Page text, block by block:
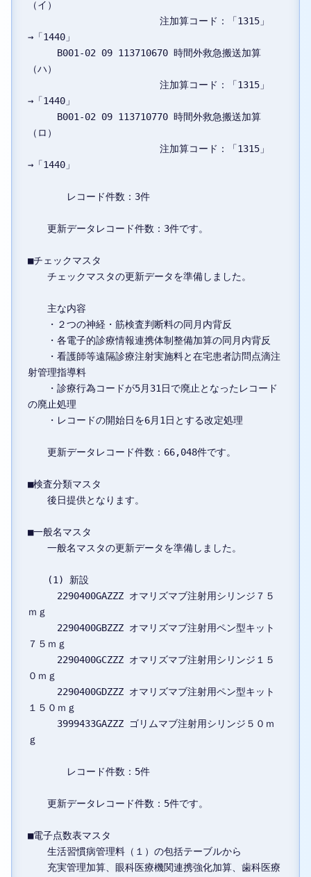
（イ）
注加算コード：「1315」
→「1440」
B001-02 09 113710670 時間外救急搬送加算
（ハ）
注加算コード：「1315」
→「1440」
B001-02 09 113710770 時間外救急搬送加算
（ロ）
注加算コード：「1315」
→「1440」
レコード件数：3件
更新データレコード件数：3件です。
■チェックマスタ
チェックマスタの更新データを準備しました。
主な内容
・２つの神経・筋検査判断料の同月内背反
・各電子的診療情報連携体制整備加算の同月内背反
・看護師等遠隔診療注射実施料と在宅患者訪問点滴注
射管理指導料
・診療行為コードが5月31日で廃止となったレコード
の廃止処理
・レコードの開始日を6月1日とする改定処理
更新データレコード件数：66,048件です。
■検査分類マスタ
後日提供となります。
■一般名マスタ
一般名マスタの更新データを準備しました。
(1) 新設
2290400GAZZZ オマリズマブ注射用シリンジ７５
ｍｇ
2290400GBZZZ オマリズマブ注射用ペン型キット
７５ｍｇ
2290400GCZZZ オマリズマブ注射用シリンジ１５
０ｍｇ
2290400GDZZZ オマリズマブ注射用ペン型キット
１５０ｍｇ
3999433GAZZZ ゴリムマブ注射用シリンジ５０ｍ
ｇ
レコード件数：5件
更新データレコード件数：5件です。
■電子点数表マスタ
生活習慣病管理料（１）の包括テーブルから
充実管理加算、眼科医療機関連携強化加算、歯科医療